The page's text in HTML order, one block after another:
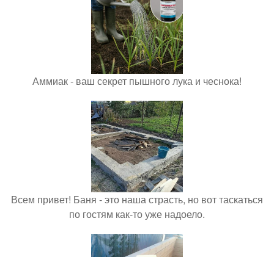
Аммиак - ваш секрет пышного лука и чеснока!
Всем привет! Баня - это наша страсть, но вот таскаться
по гостям как-то уже надоело.